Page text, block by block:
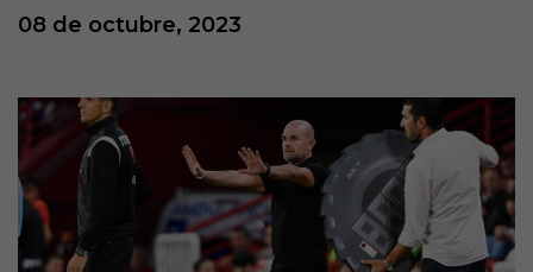
08 de octubre, 2023